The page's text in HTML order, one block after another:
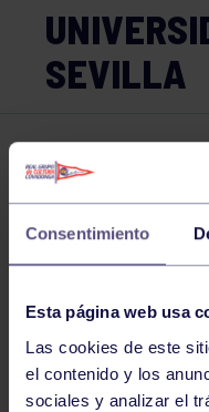
Consentimiento
Esta página web usa
Las cookies de este
el contenido y los
sociales y analizar el
SEVILLA